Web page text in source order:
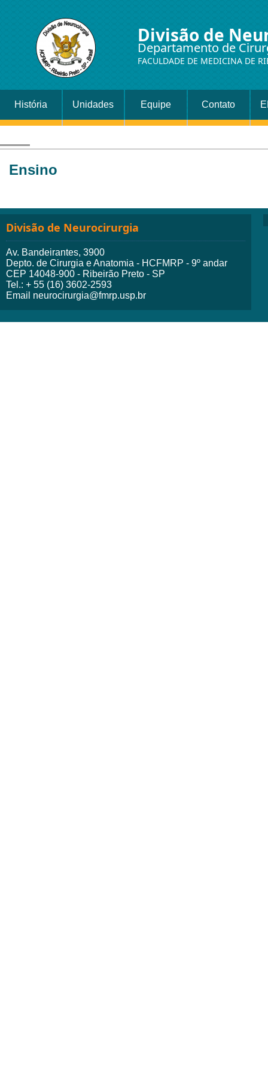
Divisão de
Departamento de
FACULDADE DE MEDICINA DE
História Unidades Equipe Contato
Ensino
Divisão de Neurocirurgia
Av. Bandeirantes, 3900
Depto. de Cirurgia e Anatomia - HCFMRP - 9º andar
CEP 14048-900 - Ribeirão Preto - SP
Tel.: + 55 (16) 3602-2593
Email neurocirurgia@fmrp.usp.br